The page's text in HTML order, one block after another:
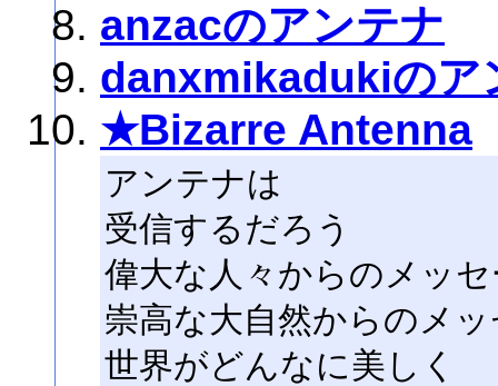
anzacのアンテナ
danxmikadukiのア
★Bizarre Antenna
アンテナは
受信するだろう
偉大な人々からのメッ
崇高な大自然からのメ
世界がどんなに美しく